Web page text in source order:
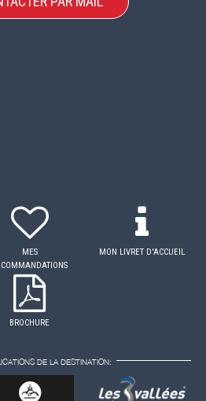
MES
MON LIVRET D'ACCUEIL
BROCHURE
DE LA DESTINATION: